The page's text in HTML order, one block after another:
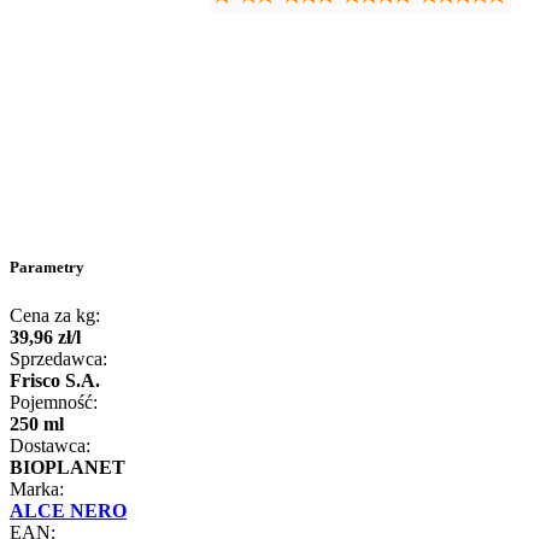
Parametry
Cena za kg:
39,96 zł/l
Sprzedawca:
Frisco S.A.
Pojemność:
250 ml
Dostawca:
BIOPLANET
Marka:
ALCE NERO
EAN: